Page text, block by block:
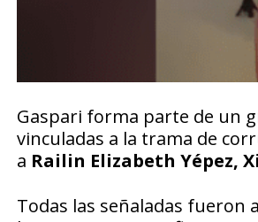
Gaspari forma parte de un
vinculadas a la trama de
a Railin Elizabeth Yépez,
Todas las señaladas fueron